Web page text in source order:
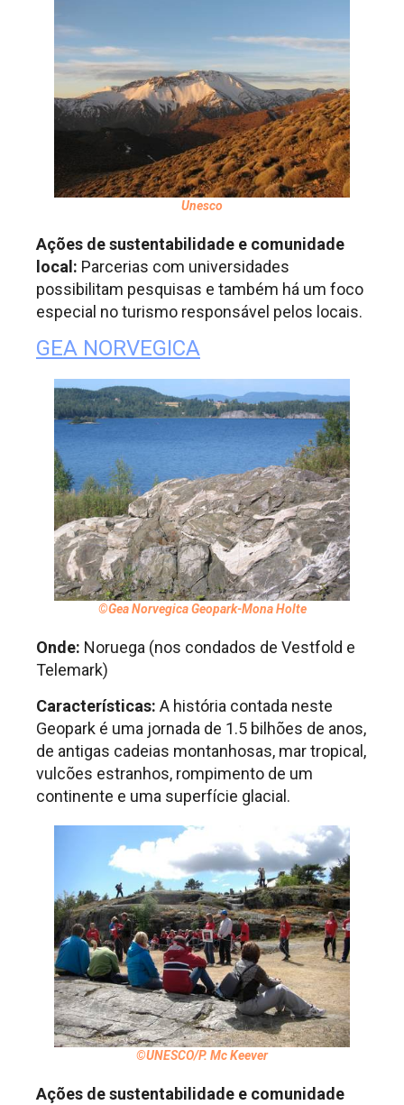
Unesco
Ações de sustentabilidade e comunidade
local: Parcerias com universidades
possibilitam pesquisas e também há um foco
especial no turismo responsável pelos locais.
GEA NORVEGICA
©Gea Norvegica Geopark-Mona Holte
Onde: Noruega (nos condados de Vestfold e
Telemark)
Características: A história contada neste
Geopark é uma jornada de 1.5 bilhões de anos,
de antigas cadeias montanhosas, mar tropical,
vulcões estranhos, rompimento de um
continente e uma superfície glacial.
©UNESCO/P. Mc Keever
Ações de sustentabilidade e comunidade